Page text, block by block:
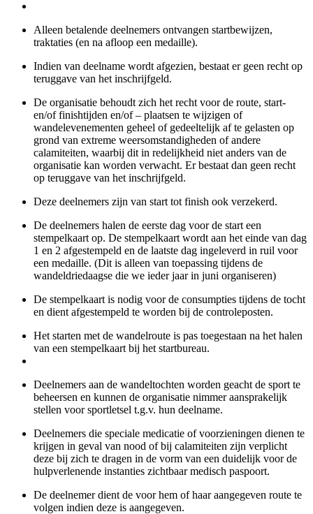
Alleen betalende deelnemers ontvangen startbewijzen,
traktaties (en na afloop een medaille).
Indien van deelname wordt afgezien, bestaat er geen recht op
teruggave van het inschrijfgeld.
De organisatie behoudt zich het recht voor de route, start-
en/of finishtijden en/of – plaatsen te wijzigen of
wandelevenementen geheel of gedeeltelijk af te gelasten op
grond van extreme weersomstandigheden of andere
calamiteiten, waarbij dit in redelijkheid niet anders van de
organisatie kan worden verwacht. Er bestaat dan geen recht
op teruggave van het inschrijfgeld.
Deze deelnemers zijn van start tot finish ook verzekerd.
De deelnemers halen de eerste dag voor de start een
stempelkaart op. De stempelkaart wordt aan het einde van dag
1 en 2 afgestempeld en de laatste dag ingeleverd in ruil voor
een medaille. (Dit is alleen van toepassing tijdens de
wandeldriedaagse die we ieder jaar in juni organiseren)
De stempelkaart is nodig voor de consumpties tijdens de tocht
en dient afgestempeld te worden bij de controleposten.
Het starten met de wandelroute is pas toegestaan na het halen
van een stempelkaart bij het startbureau.
Deelnemers aan de wandeltochten worden geacht de sport te
beheersen en kunnen de organisatie nimmer aansprakelijk
stellen voor sportletsel t.g.v. hun deelname.
Deelnemers die speciale medicatie of voorzieningen dienen te
krijgen in geval van nood of bij calamiteiten zijn verplicht
deze bij zich te dragen in de vorm van een duidelijk voor de
hulpverlenende instanties zichtbaar medisch paspoort.
De deelnemer dient de voor hem of haar aangegeven route te
volgen indien deze is aangegeven.